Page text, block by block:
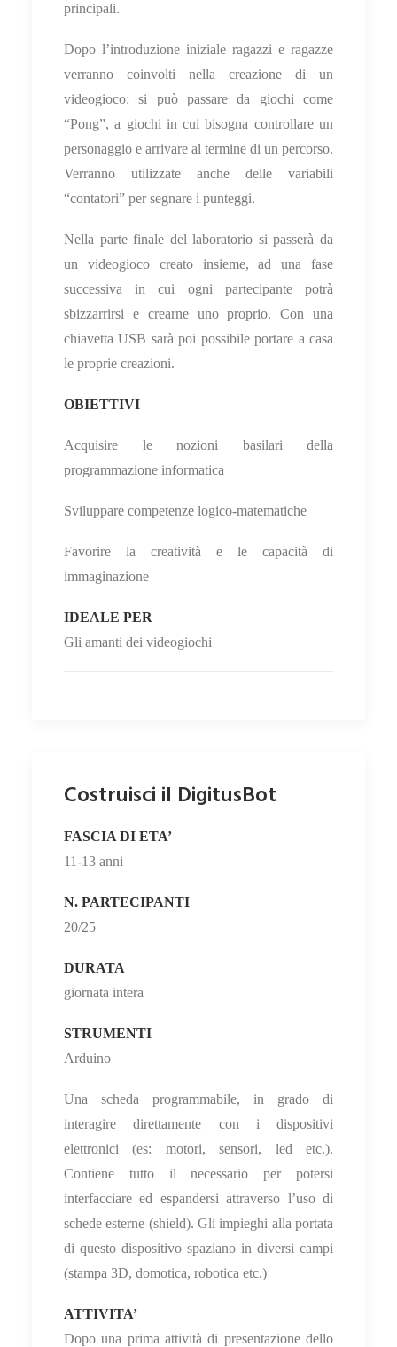
principali.
Dopo l’introduzione iniziale ragazzi e ragazze
verranno coinvolti nella creazione di un
videogioco: si può passare da giochi come
“Pong”, a giochi in cui bisogna controllare un
personaggio e arrivare al termine di un percorso.
Verranno utilizzate anche delle variabili
“contatori” per segnare i punteggi.
Nella parte finale del laboratorio si passerà da
un videogioco creato insieme, ad una fase
successiva in cui ogni partecipante potrà
sbizzarrirsi e crearne uno proprio. Con una
chiavetta USB sarà poi possibile portare a casa
le proprie creazioni.
OBIETTIVI
Acquisire le nozioni basilari della
programmazione informatica
Sviluppare competenze logico-matematiche
Favorire la creatività e le capacità di
immaginazione
IDEALE PER
Gli amanti dei videogiochi
Costruisci il DigitusBot
FASCIA DI ETA’
11-13 anni
N. PARTECIPANTI
20/25
DURATA
giornata intera
STRUMENTI
Arduino
Una scheda programmabile, in grado di
interagire direttamente con i dispositivi
elettronici (es: motori, sensori, led etc.).
Contiene tutto il necessario per potersi
interfacciare ed espandersi attraverso l’uso di
schede esterne (shield). Gli impieghi alla portata
di questo dispositivo spaziano in diversi campi
(stampa 3D, domotica, robotica etc.)
ATTIVITA’
Dopo una prima attività di presentazione dello